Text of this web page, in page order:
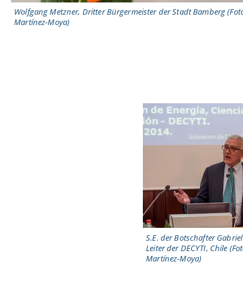
Wolfgang Metzner, Dritter Bürgermeister der Stadt Bamberg
Martínez-Moya)
S.E. der Botschafter
Leiter der DECYTI, Chile
Martínez-Moya)